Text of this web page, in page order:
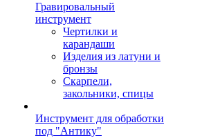
Гравировальный
инструмент
Чертилки и
карандаши
Изделия из латуни и
бронзы
Скарпели,
закольники, спицы
Инструмент для обработки
под "Антику"